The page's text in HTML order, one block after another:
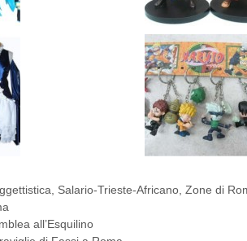
Salario-Trieste-Africano ,Zone di
all’Esquilino